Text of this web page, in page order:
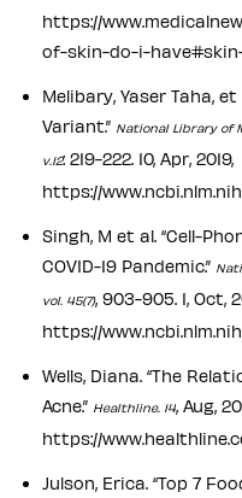
https://
of-skin-do-i-
Melibary, Yaser Taha,
Variant.” National Library of
v.12: 219-222. 10, Apr, 2019,
https://
Singh, M et al. “Cell-
COVID-19 Pandemic.”
vol. 45(7), 903-905. 1, Oct,
https://
Wells, Diana. “The
Acne.” Healthline. 14, Aug,
https://
Julson, Erica. “Top 7